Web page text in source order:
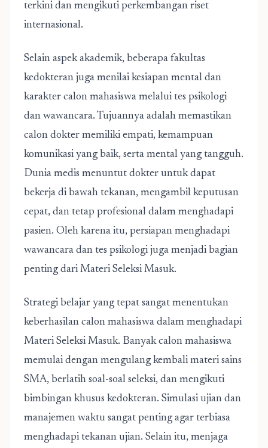
terkini dan mengikuti perkembangan riset
internasional.
Selain aspek akademik, beberapa fakultas
kedokteran juga menilai kesiapan mental dan
karakter calon mahasiswa melalui tes psikologi
dan wawancara. Tujuannya adalah memastikan
calon dokter memiliki empati, kemampuan
komunikasi yang baik, serta mental yang tangguh.
Dunia medis menuntut dokter untuk dapat
bekerja di bawah tekanan, mengambil keputusan
cepat, dan tetap profesional dalam menghadapi
pasien. Oleh karena itu, persiapan menghadapi
wawancara dan tes psikologi juga menjadi bagian
penting dari Materi Seleksi Masuk.
Strategi belajar yang tepat sangat menentukan
keberhasilan calon mahasiswa dalam menghadapi
Materi Seleksi Masuk. Banyak calon mahasiswa
memulai dengan mengulang kembali materi sains
SMA, berlatih soal-soal seleksi, dan mengikuti
bimbingan khusus kedokteran. Simulasi ujian dan
manajemen waktu sangat penting agar terbiasa
menghadapi tekanan ujian. Selain itu, menjaga